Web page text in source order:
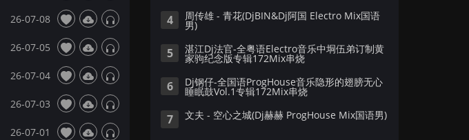
26-07-08
26-07-05
26-07-04
26-07-03
26-07-01
4 周传雄 - 青花(DjBIN&Dj阿国 Electro Mix国语
男)
5 湛江Dj法官-全粤语Electro音乐中垌伍弟订制黄
家驹纪念版专辑172Mix串烧
6 Dj钢仔-全国语ProgHouse音乐隐形的翅膀无心
睡眠鼓Vol.1专辑172Mix串烧
7 文夫 - 空心之城(Dj赫赫 ProgHouse Mix国语男)